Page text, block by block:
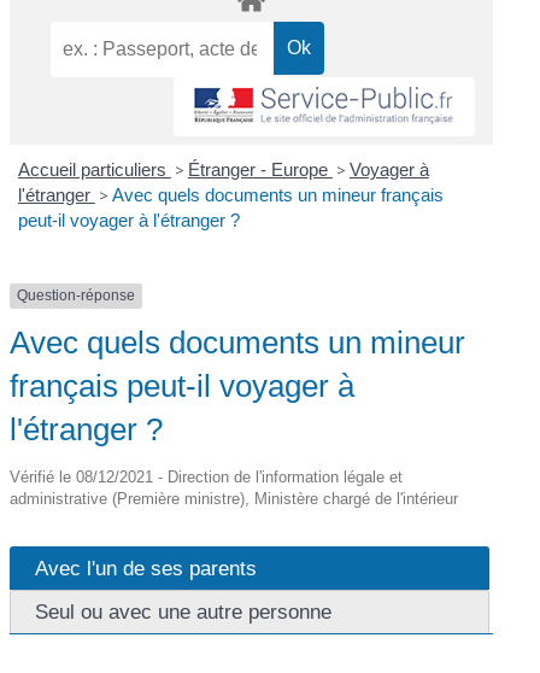
Accueil particuliers > Étranger - Europe > Voyager à
l'étranger > Avec quels documents un mineur français
peut-il voyager à l'étranger ?
Question-réponse
Avec quels documents un mineur
français peut-il voyager à
l'étranger ?
Vérifié le 08/12/2021 - Direction de l'information légale et
administrative (Première ministre), Ministère chargé de l'intérieur
Avec l'un de ses parents
Seul ou avec une autre personne